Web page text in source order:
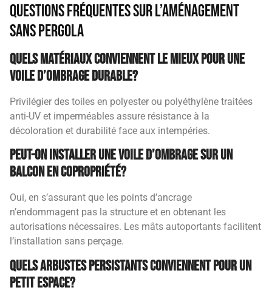
Questions fréquentes sur l’aménagement
sans pergola
Quels matériaux conviennent le mieux pour une
voile d’ombrage durable?
Privilégier des toiles en polyester ou polyéthylène traitées
anti-UV et imperméables assure résistance à la
décoloration et durabilité face aux intempéries.
Peut-on installer une voile d’ombrage sur un
balcon en copropriété?
Oui, en s’assurant que les points d’ancrage
n’endommagent pas la structure et en obtenant les
autorisations nécessaires. Les mâts autoportants facilitent
l’installation sans perçage.
Quels arbustes persistants conviennent pour un
petit espace?